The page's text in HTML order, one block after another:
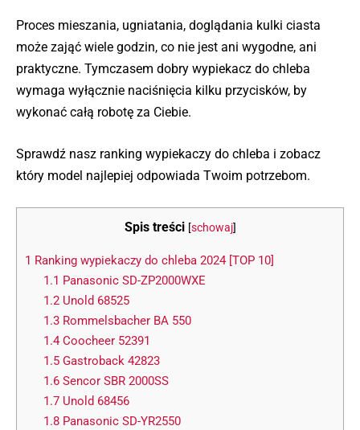
Proces mieszania, ugniatania, doglądania kulki ciasta
może zająć wiele godzin, co nie jest ani wygodne, ani
praktyczne. Tymczasem dobry wypiekacz do chleba
wymaga wyłącznie naciśnięcia kilku przycisków, by
wykonać całą robotę za Ciebie.
Sprawdź nasz ranking wypiekaczy do chleba i zobacz
który model najlepiej odpowiada Twoim potrzebom.
Spis treści [schowaj]
1 Ranking wypiekaczy do chleba 2024 [TOP 10]
1.1 Panasonic SD-ZP2000WXE
1.2Unold 68525
1.3Rommelsbacher BA 550
1.4Coocheer 52391
1.5Gastroback 42823
1.6Sencor SBR 2000SS
1.7Unold 68456
1.8Panasonic SD-YR2550